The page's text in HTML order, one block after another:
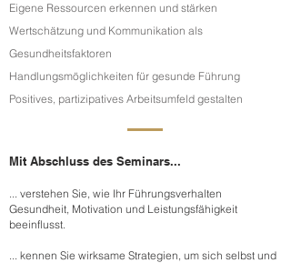
Eigene Ressourcen erkennen und stärken
Wertschätzung und Kommunikation als
Gesundheitsfaktoren
Handlungsmöglichkeiten für gesunde Führung
Positives, partizipatives Arbeitsumfeld gestalten
Mit Abschluss des Seminars...
... verstehen Sie, wie Ihr Führungsverhalten
Gesundheit, Motivation und Leistungsfähigkeit
beeinflusst.
... kennen Sie wirksame Strategien, um sich selbst und